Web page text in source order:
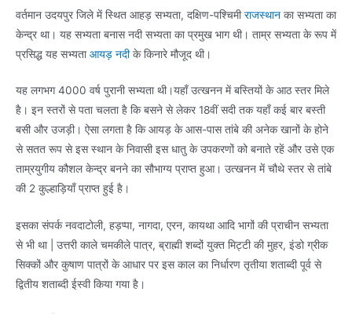
वर्तमान उदयपुर जिले में स्थित आहड़ सभ्यता, दक्षिण-पश्चिमीराजस्थान का सभ्यता का
केन्द्र था। यह सभ्यता बनास नदी सभ्यता का प्रमुख भाग थी। ताम्र सभ्यता के रूप में
प्रसिद्ध यह सभ्यताआयड़ नदीके किनारे मौजूद थी।
यह लगभग 4000 वर्ष पुरानी सभ्यता थी।यहाँ उत्खनन में बस्तियों के आठ स्तर मिले
है। इन स्तरों से पता चलता है कि बसने से लेकर 18वीं सदी तक यहाँ कई बार बस्ती
बसी और उजड़ी। ऐसा लगता है कि आयड़ के आस-पास तांबे की अनेक खानों के होने
से सतत रूप से इस स्थान के निवासी इस धातु के उपकरणों को बनाते रहें और उसे एक
ताम्रयुगीय कौशल केन्द्र बनने का सौभाग्य प्राप्त हुआ। उत्खनन में चौथे स्तर से तांबे
की 2 कुल्हाड़ियाँ प्राप्त हुई है।
इसका संपर्क नवदाटोली, हड़प्पा, नागदा, एरन, कायथा आदि भागों की प्राचीन सभ्यता
से भी था | उत्तरी काले चमकीले पात्र, ब्राह्मी शब्दों युक्त मिट्टी की मुहर, इंडो ग्रीक
सिक्कों और कुषाण पात्रों के आधार पर इस काल का निर्धारण तृतीया शताब्दी पूर्व से
द्वितीय शताब्दी ईस्वी किया गया है।